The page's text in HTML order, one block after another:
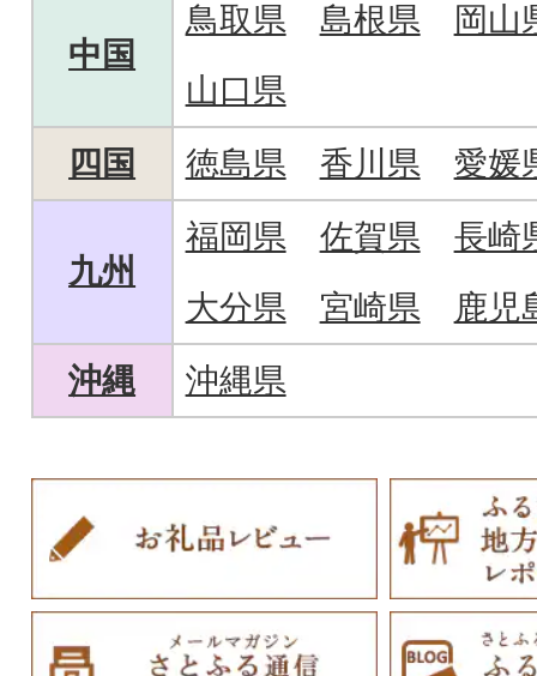
中国
鳥取県 島根県
岡山
山口県
四国
徳島県 香川県 愛媛
九州
福岡県 佐賀県
長崎
大分県
宮崎県
鹿児
沖縄
沖縄県